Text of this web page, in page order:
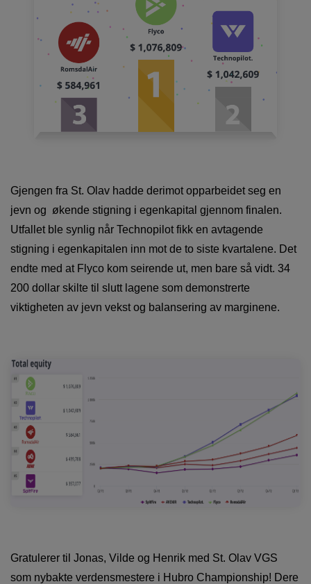
Gjengen fra St. Olav hadde derimot opparbeidet seg en
jevn og økende stigning i egenkapital gjennom finalen.
Utfallet ble synlig når Technopilot fikk en avtagende
stigning i egenkapitalen inn mot de to siste kvartalene. Det
endte med at Flyco kom seirende ut, men bare så vidt. 34
200 dollar skilte til slutt lagene som demonstrerte
viktigheten av jevn vekst og balansering av marginene.
Gratulerer til Jonas, Vilde og Henrik med St. Olav VGS
som nybakte verdensmestere i Hubro Championship! Dere